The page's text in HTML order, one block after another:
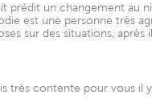
prédit un changement au
est une personne très
sur des situations, après
contente pour vous il